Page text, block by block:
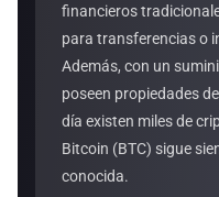
financieros
para transferencias o
Además, con un
poseen propiedades
día existen miles de
Bitcoin (BTC) sigue
conocida.